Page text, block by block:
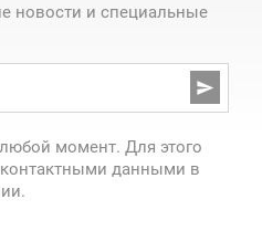
новости и специальные

момент. Для этого
данными в